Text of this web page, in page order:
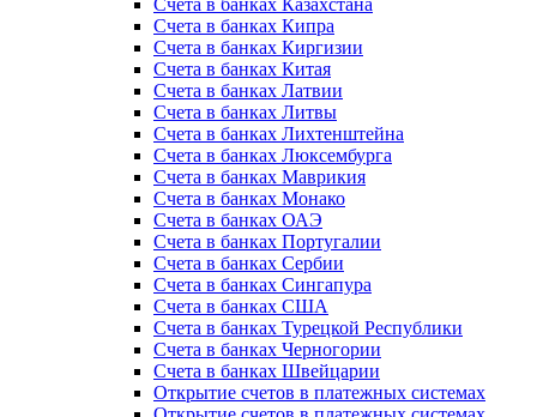
Счета в банках Казахстана
Счета в банках Кипра
Счета в банках Киргизии
Счета в банках Китая
Счета в банках Латвии
Счета в банках Литвы
Счета в банках Лихтенштейна
Счета в банках Люксембурга
Счета в банках Маврикия
Счета в банках Монако
Счета в банках ОАЭ
Счета в банках Португалии
Счета в банках Сербии
Счета в банках Сингапура
Счета в банках США
Счета в банках Турецкой Республики
Счета в банках Черногории
Счета в банках Швейцарии
Открытие счетов в платежных системах